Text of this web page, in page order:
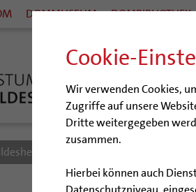
Cookie-
Wir verwenden Cookies,
Zugriffe auf unsere
Dritte weitergegeben
zusammen.
Hierbei können auch
DOMMUSEUM DOMBIBLIOTHEK